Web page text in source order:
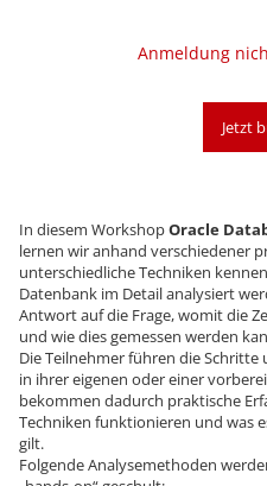
Anmeldung
Jetzt
In diesem WorkshopOracle
lernen wir anhand verschiedener
unterschiedliche Techniken
Datenbank im Detail analysiert
Antwort auf die Frage, womit die
und wie dies gemessen werden
Die Teilnehmer führen die
in ihrer eigenen oder einer
bekommen dadurch praktische
Techniken funktionieren und was
gilt.
Folgende Analysemethoden